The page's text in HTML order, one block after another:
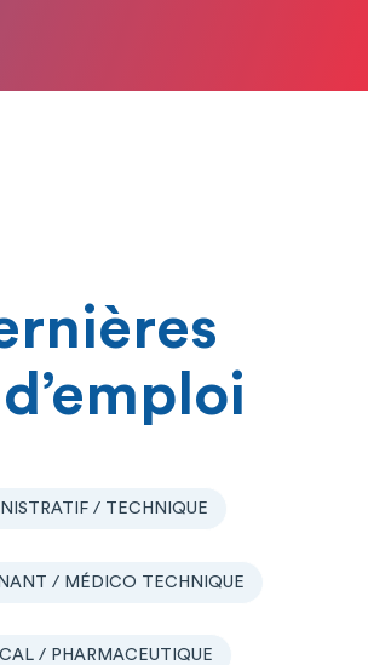
/ TECHNIQUE
/ MÉDICO TECHNIQUE
/ PHARMACEUTIQUE